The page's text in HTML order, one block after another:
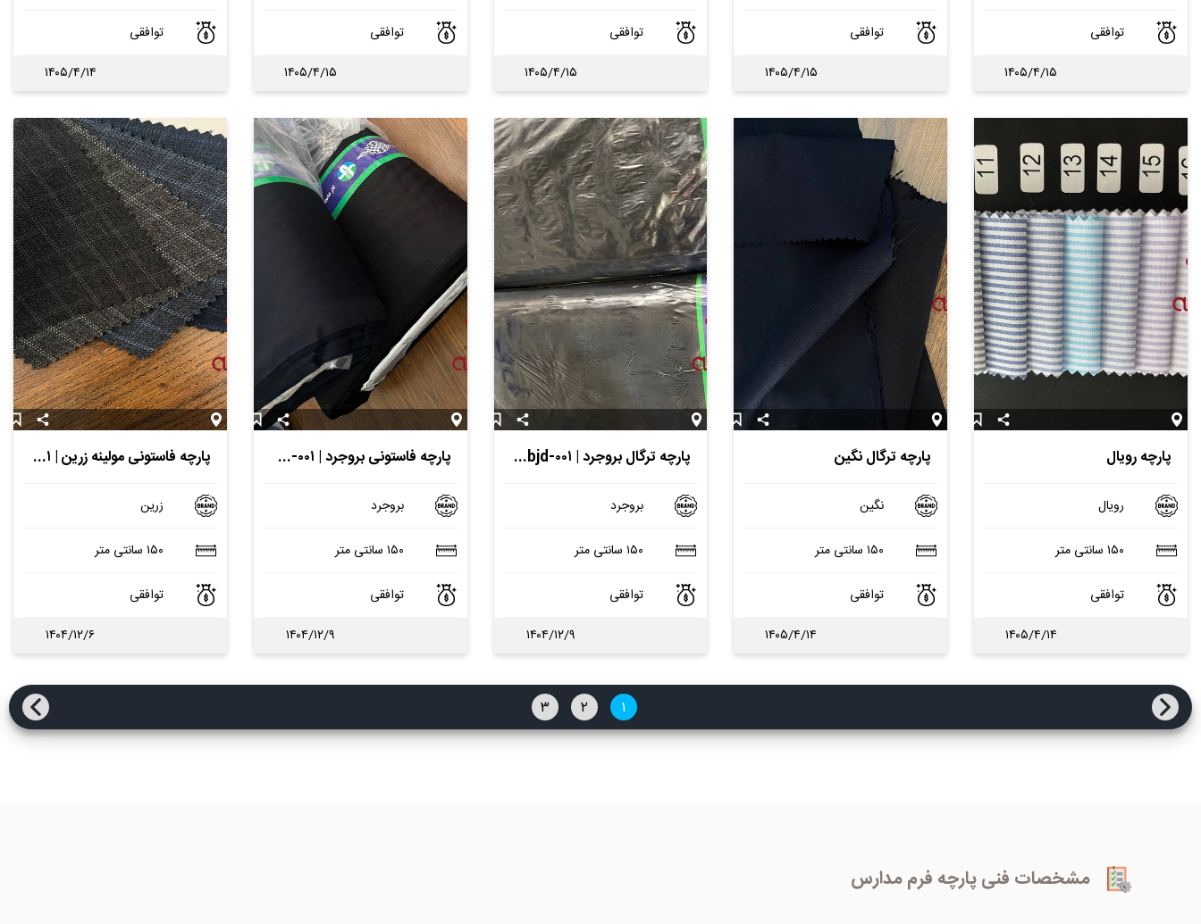
توافقی
۱۴۰۵/۴/۱۵
توافقی
۱۴۰۵/۴/۱۵
توافقی
۱۴۰۵/۴/۱۵
توافقی
۱۴۰۵/۴/۱۵
توافقی
۱۴۰۵/۴/۱۴
پارچه رویال
رویال
۱۵۰ سانتی متر
توافقی
۱۴۰۵/۴/۱۴
پارچه ترگال نگین
نگین
۱۵۰ سانتی متر
توافقی
۱۴۰۵/۴/۱۴
پارچه ترگال بروجرد | Pt-bjd-۰۰۱
بروجرد
۱۵۰ سانتی متر
توافقی
۱۴۰۴/۱۲/۹
پارچه فاستونی بروجرد | Pf-bjd-۰۰۱
بروجرد
۱۵۰ سانتی متر
توافقی
۱۴۰۴/۱۲/۹
پارچه فاستونی مولینه زرین | Pf-fmz-۰۰۱
زرین
۱۵۰ سانتی متر
توافقی
۱۴۰۴/۱۲/۶
۱ ۲ ۳
مشخصات فنی پارچه فرم مدارس